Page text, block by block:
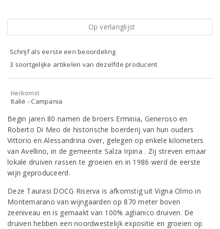
Op verlanglijst
Schrijf als eerste een beoordeling
3 soortgelijke artikelen van dezelfde producent
Herkomst
Italië - Campania
Begin jaren 80 namen de broers Erminia, Generoso en
Roberto Di Meo de historische boerderij van hun ouders
Vittorio en Alessandrina over, gelegen op enkele kilometers
van Avellino, in de gemeente Salza Irpina . Zij streven ernaar
lokale druiven rassen te groeien en in 1986 werd de eerste
wijn geproduceerd.
Deze Taurasi DOCG Riserva is afkomstig uit Vigna Olmo in
Montemarano van wijngaarden op 870 meter boven
zeeniveau en is gemaakt van 100% aglianico druiven. De
druiven hebben een noordwestelijk expositie en groeien op